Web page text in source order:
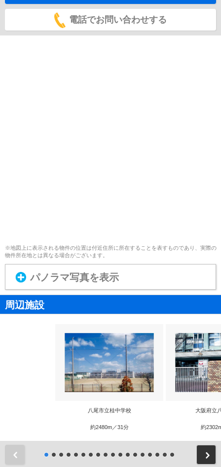
電話でお問い合わせする
※地図上に表示される物件の位置は付近住所に所在することを表すものであり、実際の
物件所在地とは異なる場合がございます。
パノラマ写真を表示
周辺施設
八尾市立桂中学校
約2480m／31分
大阪府立
約